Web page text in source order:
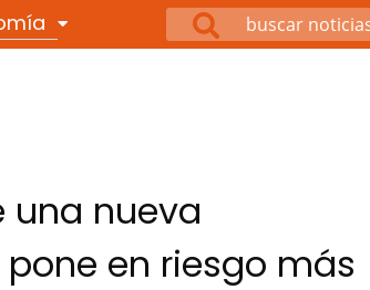
nueva
en riesgo más